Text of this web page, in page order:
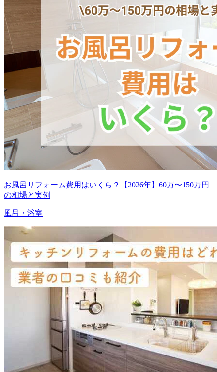
お風呂リフォーム費用はいくら？【2026年】60万〜150万円
の相場と実例
風呂・浴室